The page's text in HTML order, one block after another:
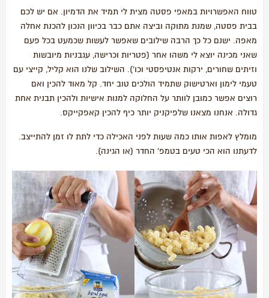
טווח האפשרויות במאפי פסטה מצית לי תמיד את הדמיון. אם יש לכם
בבית פסטה, שמנת מתוקה וביצה אתם כבר בכיוון הנכון להכנת אחלה
מאפה. ישנם כל כך הרבה שילובים שאפשר לעשות שכמעט בכל פעם
שאני מכינה יוצא לי משהו אחר (פטריות וכרישה, עגבניות מיובשות
וזיתים שחורים, ירקות אנטיפסטי וכו'). השילוב שלנו הוא קליל, קייצי עם
טעמי לימון וארטישוק שתמיד הולכים טוב יחד. קל מאוד להכין ואם
רוצים אפשר כמובן לוותר על החלוקה למנות אישיות ולהכין תבנית אחת
גדולה. אנחנו מצאנו שלפיקניק יותר כיף להכין קאפקייקס.
מומלץ לאפות אותו כמה שעות לפני האכילה כדי לתת לו זמן להתייצב.
לדעתנו הוא הכי טעים בטמפ' החדר (או הגינה).